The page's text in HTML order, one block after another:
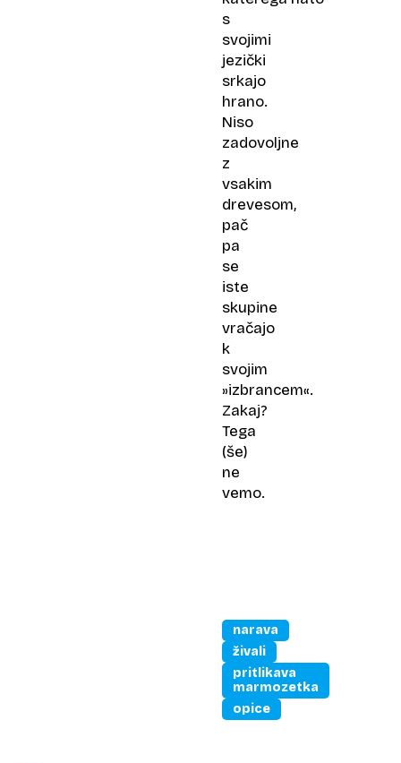
s
svojimi
jezički
srkajo
hrano.
Niso
zadovoljne
z
vsakim
drevesom,
pač
pa
se
iste
skupine
vračajo
k
svojim
»izbrancem«.
Zakaj?
Tega
(še)
ne
vemo.
narava
živali
pritlikava
marmozetka
opice